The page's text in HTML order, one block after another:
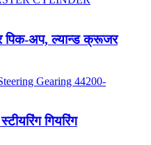
पिक-अप, ल्यान्ड क्रूजर
गियरिंग